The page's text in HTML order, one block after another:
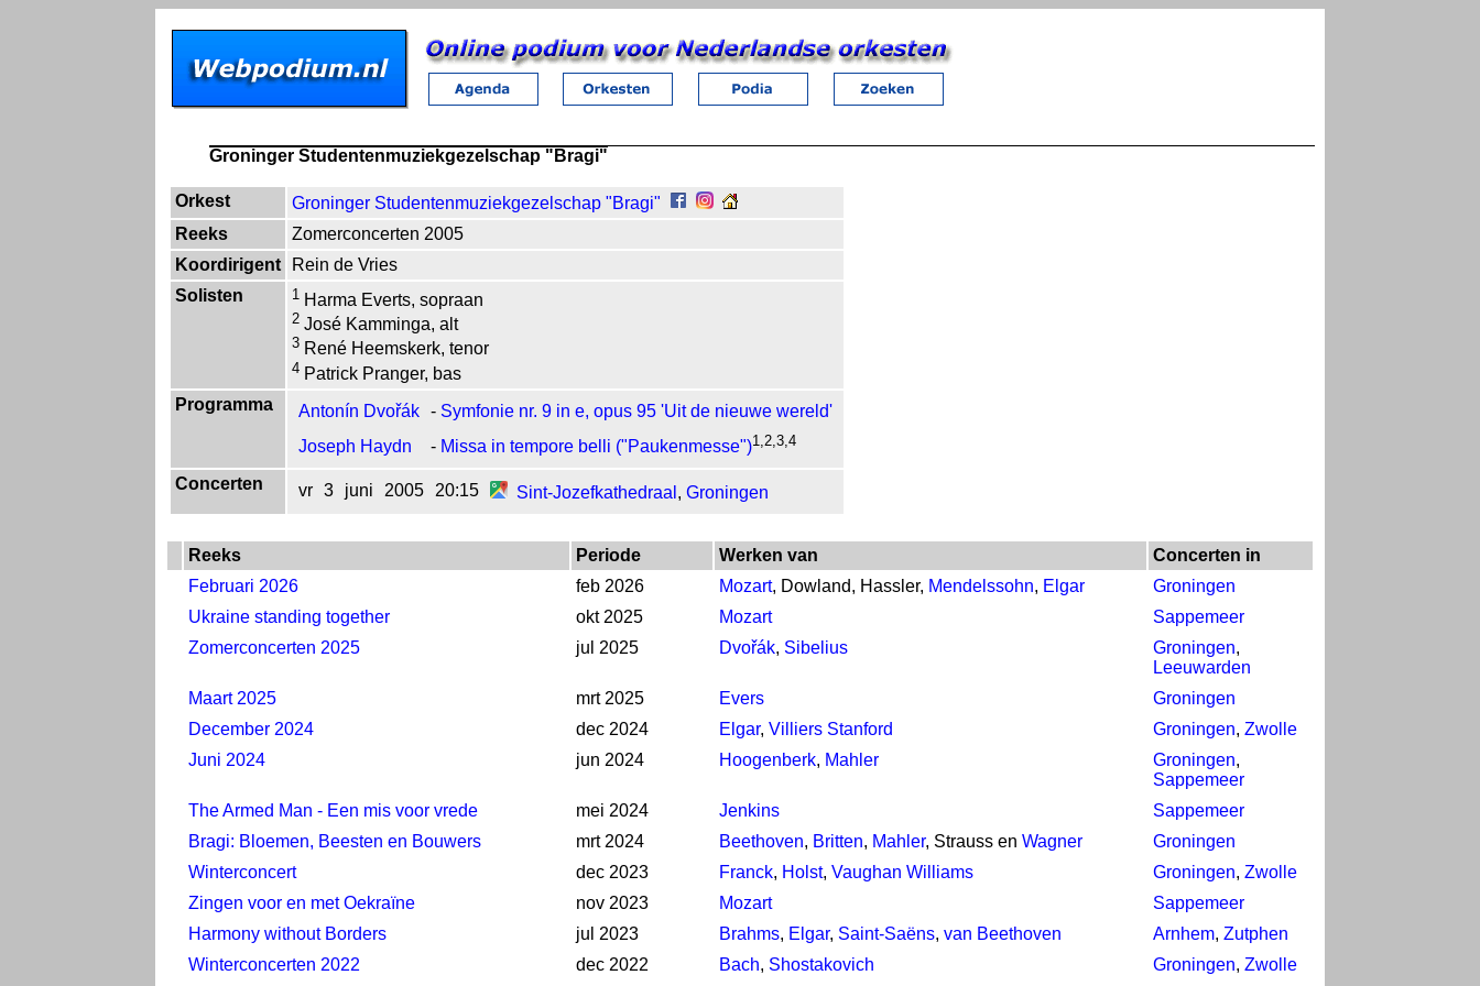
Groninger Studentenmuziekgezelschap "Bragi"
Orkest
Groninger Studentenmuziekgezelschap "Bragi"
Reeks
Zomerconcerten 2005
Koordirigent
Rein de Vries
Solisten
1 Harma Everts, sopraan
2 José Kamminga, alt
3 René Heemskerk, tenor
4 Patrick Pranger, bas
Programma
Antonín Dvořák - Symfonie nr. 9 in e, opus 95 'Uit de nieuwe wereld'
Joseph Haydn
- Missa in tempore belli ("Paukenmesse")1,2,3,4
Concerten vr 3 juni 2005 20:15 Sint-Jozefkathedraal , Groningen
Reeks Periode Werken van
Concerten in
Februari 2026
feb 2026 Mozart, Dowland, Hassler, Mendelssohn, Elgar
Groningen
Ukraine standing together
okt 2025 Mozart
Sappemeer
Zomerconcerten 2025
jul 2025 Dvořák, Sibelius Groningen,
Leeuwarden
Maart 2025
mrt 2025 Evers
Groningen
December 2024
dec 2024 Elgar, Villiers Stanford Groningen, Zwolle
Juni 2024
jun 2024 Hoogenberk, Mahler Groningen,
Sappemeer
The Armed Man - Een mis voor vrede
mei 2024 Jenkins
Sappemeer
Bragi: Bloemen, Beesten en Bouwers
mrt 2024 Beethoven, Britten, Mahler, Strauss en Wagner
Groningen
Winterconcert
dec 2023 Franck, Holst, Vaughan Williams Groningen, Zwolle
Zingen voor en met Oekraïne
nov 2023 Mozart
Sappemeer
Harmony without Borders
jul 2023 Brahms, Elgar, Saint-Saëns, van Beethoven Arnhem, Zutphen
Winterconcerten 2022
dec 2022 Bach, Shostakovich Groningen, Zwolle